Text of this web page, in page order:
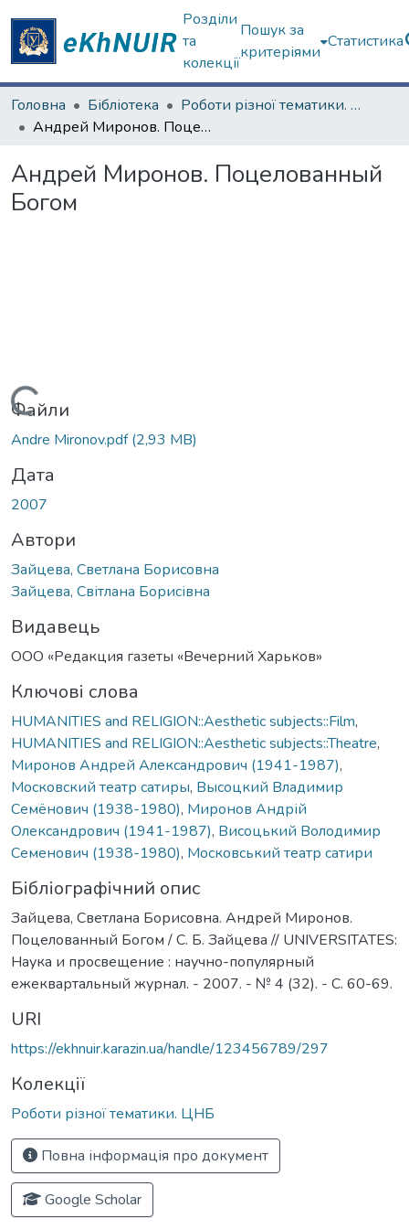
Розділи
та
колекції
Пошук за
критеріями
Статистика
Головна Бібліотека
Роботи різної тематики. ЦНБ
Андрей Миронов. Поцелованный Богом
Андрей Миронов. Поцелованный
Богом
Вантажиться...
Файли
Andre Mironov.pdf(2,93 MB)
Дата
2007
Автори
Зайцева, Светлана Борисовна
Зайцева, Світлана Борисівна
Видавець
ООО «Редакция газеты «Вечерний Харьков»
Ключові слова
HUMANITIES and RELIGION::Aesthetic subjects::Film,
HUMANITIES and RELIGION::Aesthetic subjects::Theatre,
Миронов Андрей Александрович (1941-1987),
Московский театр сатиры, Высоцкий Владимир
Семёнович (1938-1980), Миронов Андрій
Олександрович (1941-1987), Висоцький Володимир
Семенович (1938-1980), Московський театр сатири
Бібліографічний опис
Зайцева, Светлана Борисовна. Андрей Миронов.
Поцелованный Богом / С. Б. Зайцева // UNIVERSITATES:
Наука и просвещение : научно-популярный
ежеквартальный журнал. - 2007. - № 4 (32). - С. 60-69.
URI
https://ekhnuir.karazin.ua/handle/123456789/297
Колекції
Роботи різної тематики. ЦНБ
Повна інформація про документ
Google Scholar